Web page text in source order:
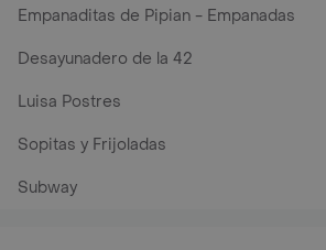
Empanaditas de Pipian - Empanadas
Desayunadero de la 42
Luisa Postres
Sopitas y Frijoladas
Subway